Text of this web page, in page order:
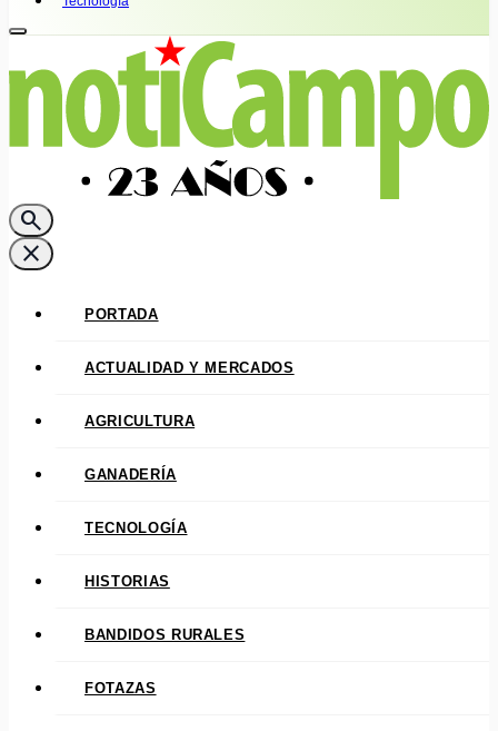
search
close
PORTADA
ACTUALIDAD Y MERCADOS
AGRICULTURA
GANADERÍA
TECNOLOGÍA
HISTORIAS
BANDIDOS RURALES
FOTAZAS